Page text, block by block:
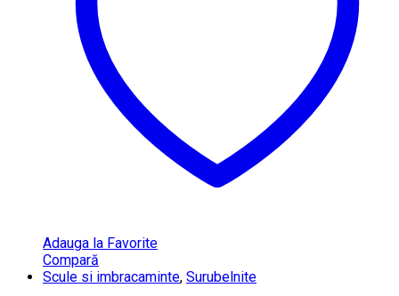
Adauga la Favorite
Compară
Scule si imbracaminte, Surubelnite